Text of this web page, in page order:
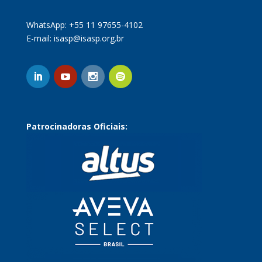
WhatsApp: +55 11 97655-4102
E-mail: isasp@isasp.org.br
Patrocinadoras Oficiais: